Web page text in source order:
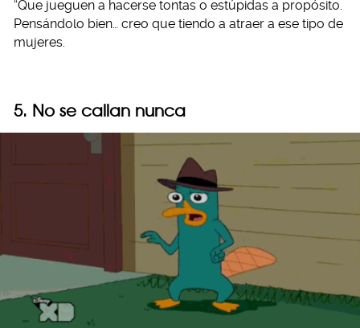
“Que jueguen a hacerse tontas o estúpidas a propósito.
Pensándolo bien… creo que tiendo a atraer a ese tipo de
mujeres.
5. No se callan nunca